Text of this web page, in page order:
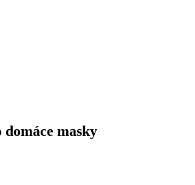
masky